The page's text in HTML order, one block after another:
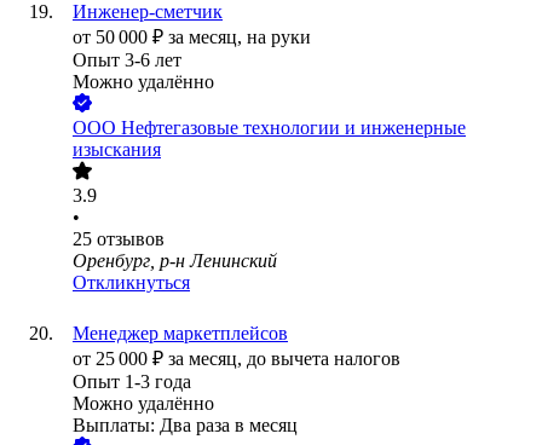
Инженер-сметчик
от 50 000 ₽ за месяц, на руки
Опыт 3-6 лет
Можно удалённо
ООО Нефтегазовые технологии и инженерные
изыскания
3.9
•
25 отзывов
Оренбург, р-н Ленинский
Откликнуться
Менеджер маркетплейсов
от 25 000 ₽ за месяц, до вычета налогов
Опыт 1-3 года
Можно удалённо
Выплаты: Два раза в месяц